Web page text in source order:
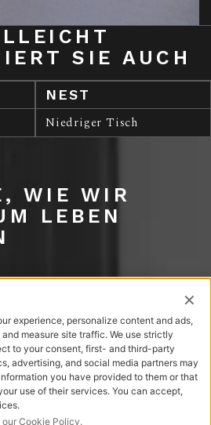
SIE AUCH
NEST
Niedriger Tisch
WIE WIR
LEBEN